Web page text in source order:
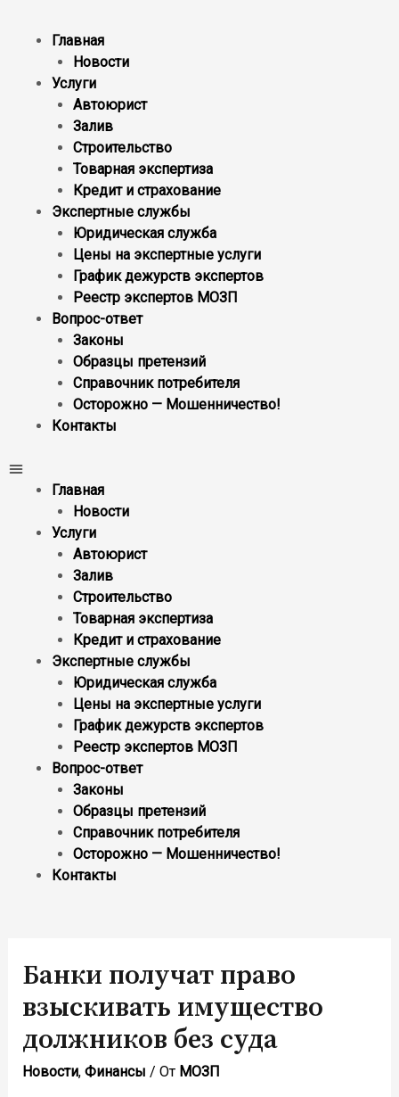
Главная
Новости
Услуги
Автоюрист
Залив
Строительство
Товарная экспертиза
Кредит и страхование
Экспертные службы
Юридическая служба
Цены на экспертные услуги
График дежурств экспертов
Реестр экcпертов МОЗП
Вопрос-ответ
Законы
Образцы претензий
Справочник потребителя
Осторожно — Мошенничество!
Контакты
Главная
Новости
Услуги
Автоюрист
Залив
Строительство
Товарная экспертиза
Кредит и страхование
Экспертные службы
Юридическая служба
Цены на экспертные услуги
График дежурств экспертов
Реестр экcпертов МОЗП
Вопрос-ответ
Законы
Образцы претензий
Справочник потребителя
Осторожно — Мошенничество!
Контакты
Банки получат право
взыскивать имущество
должников без суда
Новости, Финансы / От МОЗП